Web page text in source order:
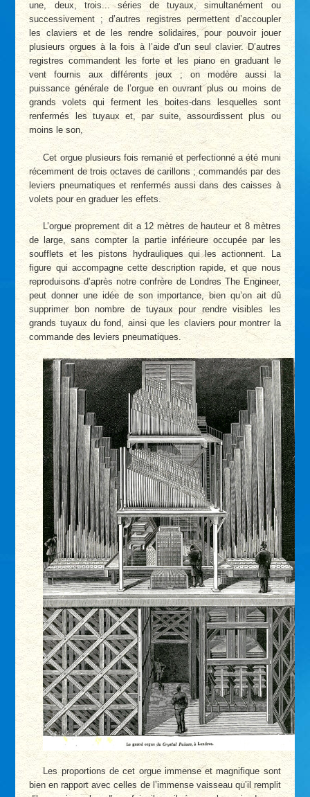
une, deux, trois... séries de tuyaux, simultanément ou
successivement ; d’autres registres permettent d’accoupler
les claviers et de les rendre solidaires, pour pouvoir jouer
plusieurs orgues à la fois à l’aide d’un seul clavier. D’autres
registres commandent les forte et les piano en graduant le
vent fournis aux différents jeux ; on modère aussi la
puissance générale de l’orgue en ouvrant plus ou moins de
grands volets qui ferment les boites-dans lesquelles sont
renfermés les tuyaux et, par suite, assourdissent plus ou
moins le son,
Cet orgue plusieurs fois remanié et perfectionné a été muni
récemment de trois octaves de carillons ; commandés par des
leviers pneumatiques et renfermés aussi dans des caisses à
volets pour en graduer les effets.
L’orgue proprement dit a 12 mètres de hauteur et 8 mètres
de large, sans compter la partie inférieure occupée par les
soufflets et les pistons hydrauliques qui les actionnent. La
figure qui accompagne cette description rapide, et que nous
reproduisons d’après notre confrère de Londres The Engineer,
peut donner une idée de son importance, bien qu’on ait dû
supprimer bon nombre de tuyaux pour rendre visibles les
grands tuyaux du fond, ainsi que les claviers pour montrer la
commande des leviers pneumatiques.
Les proportions de cet orgue immense et magnifique sont
bien en rapport avec celles de l’immense vaisseau qu’il remplit